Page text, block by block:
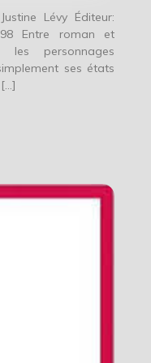
Lévy Éditeur:
Entre roman et
les personnages
ses états